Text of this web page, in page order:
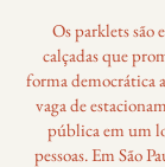
Os parklets são
calçadas que
forma democrática
vaga de
pública em um
pessoas. Em São